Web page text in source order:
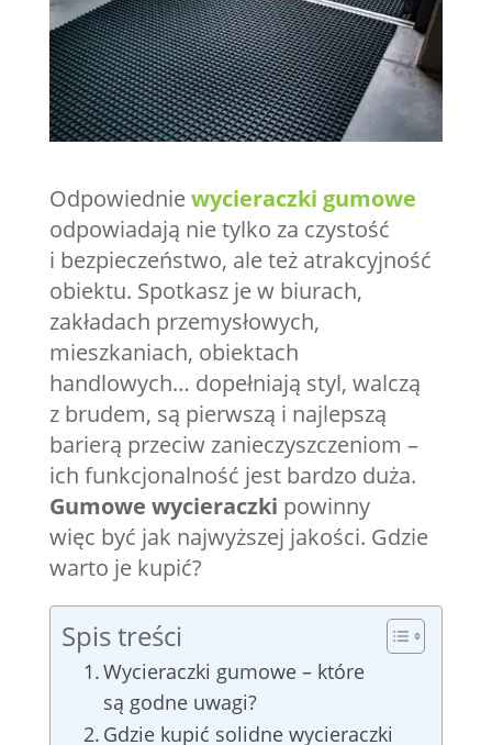
Odpowiedniewycieraczki gumowe
odpowiadają nie tylko za czystość
i bezpieczeństwo, ale też atrakcyjność
obiektu. Spotkasz je w biurach,
zakładach przemysłowych,
mieszkaniach, obiektach
handlowych… dopełniają styl, walczą
z brudem, są pierwszą i najlepszą
barierą przeciw zanieczyszczeniom –
ich funkcjonalność jest bardzo duża.
Gumowe wycieraczki powinny
więc być jak najwyższej jakości. Gdzie
warto je kupić?
Spis treści
Wycieraczki gumowe – które
są godne uwagi?
Gdzie kupić solidne wycieraczki